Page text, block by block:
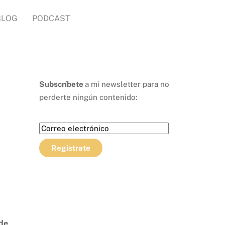
PODCAST
Subscríbete a mí newsletter para no
perderte ningún contenido: